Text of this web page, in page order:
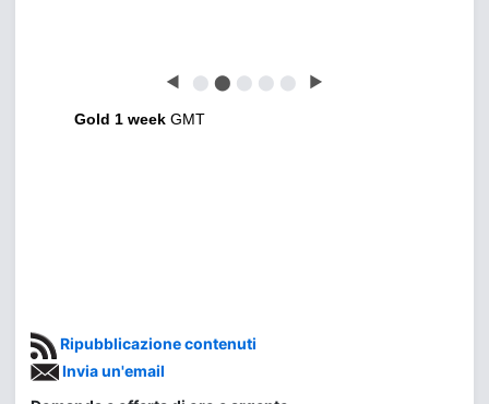
◀ ⬤ ⬤ ⬤ ⬤ ⬤ ▶
Gold 1 week GMT
Ripubblicazione contenuti
Invia un'email